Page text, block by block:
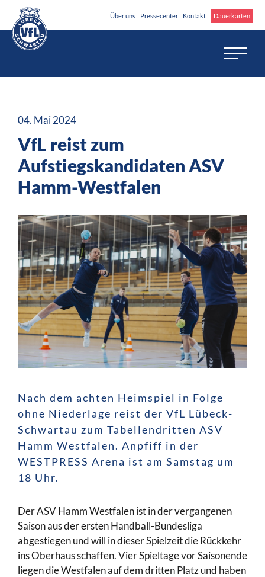
Über uns Pressecenter Kontakt Dauerkarten
04. Mai 2024
VfL reist zum
Aufstiegskandidaten ASV
Hamm-Westfalen
Nach dem achten Heimspiel in Folge
ohne Niederlage reist der VfL Lübeck-
Schwartau zum Tabellendritten ASV
Hamm Westfalen. Anpfiff in der
WESTPRESS Arena ist am Samstag um
18 Uhr.
Der ASV Hamm Westfalen ist in der vergangenen
Saison aus der ersten Handball-Bundesliga
abgestiegen und will in dieser Spielzeit die Rückkehr
ins Oberhaus schaffen. Vier Spieltage vor Saisonende
liegen die Westfalen auf dem dritten Platz und haben